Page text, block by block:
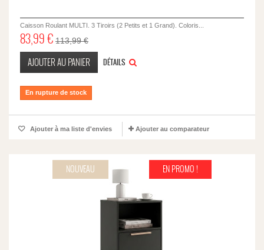
Caisson Roulant MULTI. 3 Tiroirs (2 Petits et 1 Grand). Coloris...
83,99 € 113,99 €
AJOUTER AU PANIER DÉTAILS
En rupture de stock
Ajouter à ma liste d'envies Ajouter au comparateur
NOUVEAU EN PROMO !